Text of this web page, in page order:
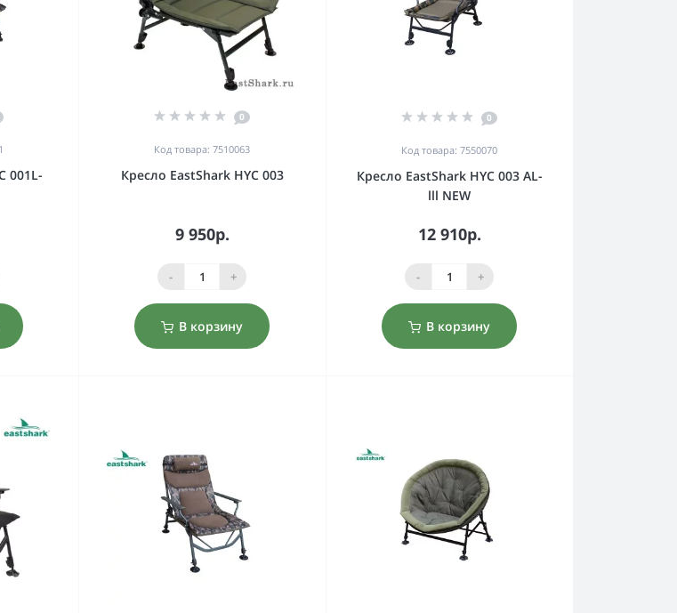
001L-
0
Код товара: 7510063
Кресло EastShark HYC 003
9 950р.
- +
В корзину
0
Код товара: 7550070
Кресло EastShark HYC 003 AL-
lll NEW
12 910р.
- +
В корзину